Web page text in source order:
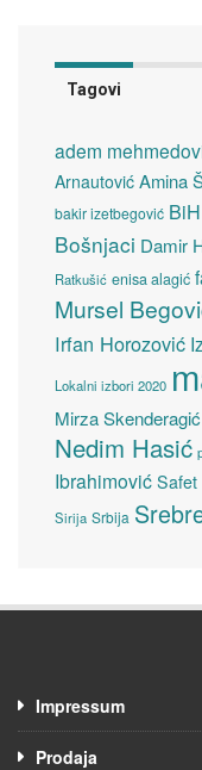
Tagovi
adem
Arnautović Amina
bakir izetbegović BiH
Bošnjaci Damir
Ratkušić enisa alagić
Mursel
Irfan Horozović
Lokalni izbori 2020
Mirza Skenderagić
Nedim Hasić
Ibrahimović Safet
Sirija Srbija
Impressum
Prodaja